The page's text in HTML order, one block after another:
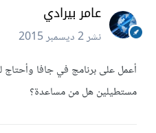
عامر بيرادي
نشر2 ديسمبر 2015
أعمل على برنامج في جافا وأحتاج
مستطيلين هل من مساعدة؟